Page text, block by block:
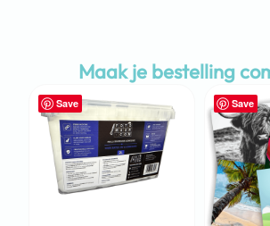
Maak je bestelling
Save Save